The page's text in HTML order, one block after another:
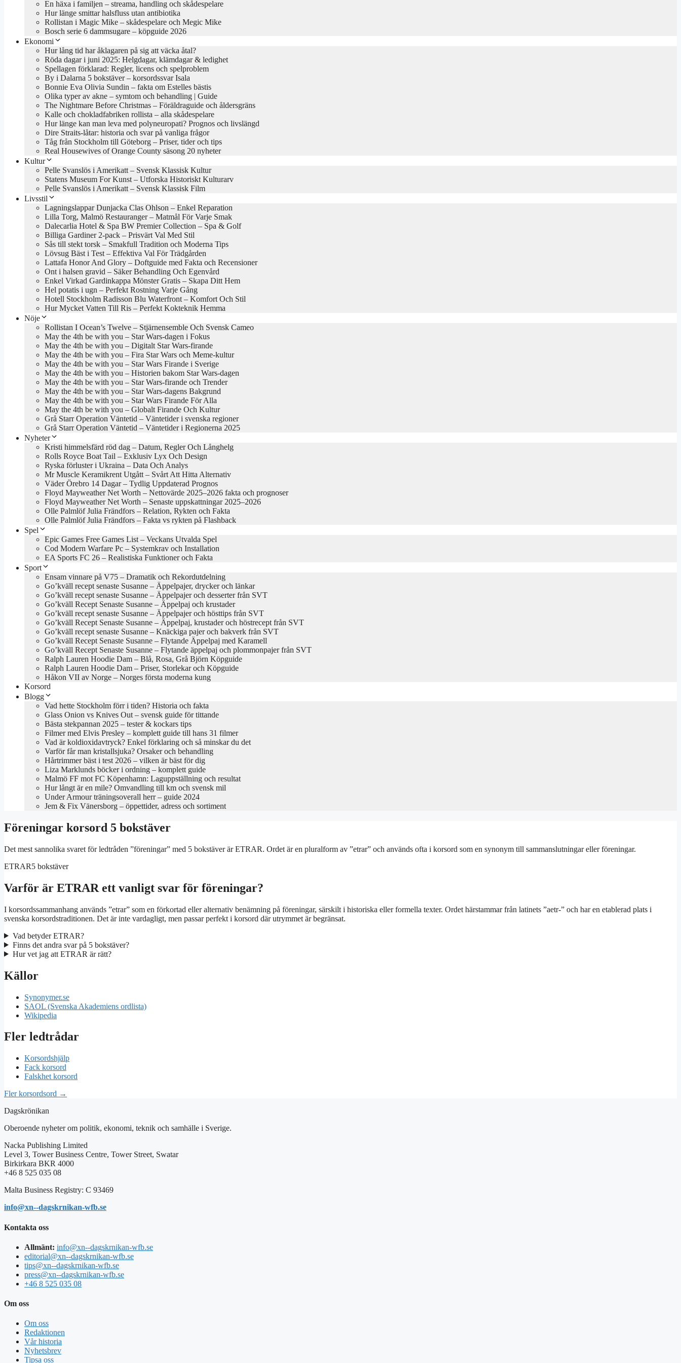
En häxa i familjen – streama, handling och skådespelare
Hur länge smittar halsfluss utan antibiotika
Rollistan i Magic Mike – skådespelare och Megic Mike
Bosch serie 6 dammsugare – köpguide 2026
Ekonomi
Hur lång tid har åklagaren på sig att väcka åtal?
Röda dagar i juni 2025: Helgdagar, klämdagar & ledighet
Spellagen förklarad: Regler, licens och spelproblem
By i Dalarna 5 bokstäver – korsordssvar Isala
Bonnie Eva Olivia Sundin – fakta om Estelles bästis
Olika typer av akne – symtom och behandling | Guide
The Nightmare Before Christmas – Föräldraguide och åldersgräns
Kalle och chokladfabriken rollista – alla skådespelare
Hur länge kan man leva med polyneuropati? Prognos och livslängd
Dire Straits-låtar: historia och svar på vanliga frågor
Tåg från Stockholm till Göteborg – Priser, tider och tips
Real Housewives of Orange County säsong 20 nyheter
Kultur
Pelle Svanslös i Amerikatt – Svensk Klassisk Kultur
Statens Museum For Kunst – Utforska Historiskt Kulturarv
Pelle Svanslös i Amerikatt – Svensk Klassisk Film
Livsstil
Lagningslappar Dunjacka Clas Ohlson – Enkel Reparation
Lilla Torg, Malmö Restauranger – Matmål För Varje Smak
Dalecarlia Hotel & Spa BW Premier Collection – Spa & Golf
Billiga Gardiner 2-pack – Prisvärt Val Med Stil
Sås till stekt torsk – Smakfull Tradition och Moderna Tips
Lövsug Bäst i Test – Effektiva Val För Trädgården
Lattafa Honor And Glory – Doftguide med Fakta och Recensioner
Ont i halsen gravid – Säker Behandling Och Egenvård
Enkel Virkad Gardinkappa Mönster Gratis – Skapa Ditt Hem
Hel potatis i ugn – Perfekt Rostning Varje Gång
Hotell Stockholm Radisson Blu Waterfront – Komfort Och Stil
Hur Mycket Vatten Till Ris – Perfekt Kokteknik Hemma
Nöje
Rollistan I Ocean’s Twelve – Stjärnensemble Och Svensk Cameo
May the 4th be with you – Star Wars-dagen i Fokus
May the 4th be with you – Digitalt Star Wars-firande
May the 4th be with you – Fira Star Wars och Meme-kultur
May the 4th be with you – Star Wars Firande i Sverige
May the 4th be with you – Historien bakom Star Wars-dagen
May the 4th be with you – Star Wars-firande och Trender
May the 4th be with you – Star Wars-dagens Bakgrund
May the 4th be with you – Star Wars Firande För Alla
May the 4th be with you – Globalt Firande Och Kultur
Grå Starr Operation Väntetid – Väntetider i svenska regioner
Grå Starr Operation Väntetid – Väntetider i Regionerna 2025
Nyheter
Kristi himmelsfärd röd dag – Datum, Regler Och Långhelg
Rolls Royce Boat Tail – Exklusiv Lyx Och Design
Ryska förluster i Ukraina – Data Och Analys
Mr Muscle Keramikrent Utgått – Svårt Att Hitta Alternativ
Väder Örebro 14 Dagar – Tydlig Uppdaterad Prognos
Floyd Mayweather Net Worth – Nettovärde 2025–2026 fakta och prognoser
Floyd Mayweather Net Worth – Senaste uppskattningar 2025–2026
Olle Palmlöf Julia Frändfors – Relation, Rykten och Fakta
Olle Palmlöf Julia Frändfors – Fakta vs rykten på Flashback
Spel
Epic Games Free Games List – Veckans Utvalda Spel
Cod Modern Warfare Pc – Systemkrav och Installation
EA Sports FC 26 – Realistiska Funktioner och Fakta
Sport
Ensam vinnare på V75 – Dramatik och Rekordutdelning
Go’kväll recept senaste Susanne – Äppelpajer, drycker och länkar
Go’kväll recept senaste Susanne – Äppelpajer och desserter från SVT
Go’kväll Recept Senaste Susanne – Äppelpaj och krustader
Go’kväll recept senaste Susanne – Äppelpajer och hösttips från SVT
Go’kväll Recept Senaste Susanne – Äppelpaj, krustader och höstrecept från SVT
Go’kväll recept senaste Susanne – Knäckiga pajer och bakverk från SVT
Go’kväll Recept Senaste Susanne – Flytande Äppelpaj med Karamell
Go’kväll Recept Senaste Susanne – Flytande äppelpaj och plommonpajer från SVT
Ralph Lauren Hoodie Dam – Blå, Rosa, Grå Björn Köpguide
Ralph Lauren Hoodie Dam – Priser, Storlekar och Köpguide
Håkon VII av Norge – Norges första moderna kung
Korsord
Blogg
Vad hette Stockholm förr i tiden? Historia och fakta
Glass Onion vs Knives Out – svensk guide för tittande
Bästa stekpannan 2025 – tester & kockars tips
Filmer med Elvis Presley – komplett guide till hans 31 filmer
Vad är koldioxidavtryck? Enkel förklaring och så minskar du det
Varför får man kristallsjuka? Orsaker och behandling
Hårtrimmer bäst i test 2026 – vilken är bäst för dig
Liza Marklunds böcker i ordning – komplett guide
Malmö FF mot FC Köpenhamn: Laguppställning och resultat
Hur långt är en mile? Omvandling till km och svensk mil
Under Armour träningsoverall herr – guide 2024
Jem & Fix Vänersborg – öppettider, adress och sortiment
Föreningar korsord 5 bokstäver
Det mest sannolika svaret för ledtråden ”föreningar” med 5 bokstäver är ETRAR. Ordet är en pluralform av ”etrar” och används ofta i korsord som en synonym till sammanslutningar eller föreningar.
ETRAR5 bokstäver
Varför är ETRAR ett vanligt svar för föreningar?
I korsordssammanhang används ”etrar” som en förkortad eller alternativ benämning på föreningar, särskilt i historiska eller formella texter. Ordet härstammar från latinets ”aetr-” och har en etablerad plats i
svenska korsordstraditionen. Det är inte vardagligt, men passar perfekt i korsord där utrymmet är begränsat.
Vad betyder ETRAR?
Finns det andra svar på 5 bokstäver?
Hur vet jag att ETRAR är rätt?
Källor
Synonymer.se
SAOL (Svenska Akademiens ordlista)
Wikipedia
Fler ledtrådar
Korsordshjälp
Fack korsord
Falskhet korsord
Fler korsordsord →
Dagskrönikan
Oberoende nyheter om politik, ekonomi, teknik och samhälle i Sverige.
Nacka Publishing Limited
Level 3, Tower Business Centre, Tower Street, Swatar
Birkirkara BKR 4000
+46 8 525 035 08
Malta Business Registry: C 93469
info@xn--dagskrnikan-wfb.se
Kontakta oss
Allmänt: info@xn--dagskrnikan-wfb.se
editorial@xn--dagskrnikan-wfb.se
tips@xn--dagskrnikan-wfb.se
press@xn--dagskrnikan-wfb.se
+46 8 525 035 08
Om oss
Om oss
Redaktionen
Vår historia
Nyhetsbrev
Tipsa oss